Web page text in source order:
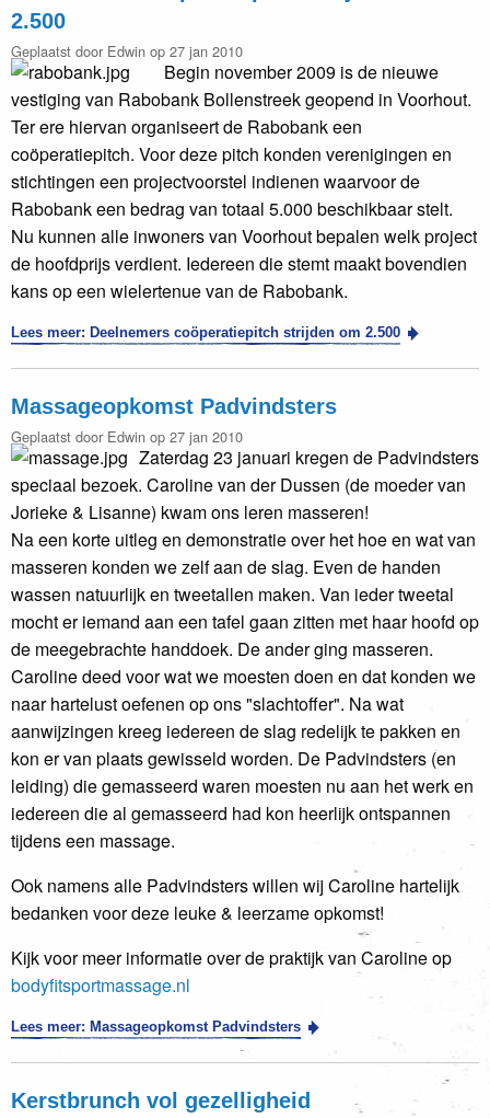
2.500
Geplaatst door Edwin op 27 jan 2010
Begin november 2009 is de nieuwe
vestiging van Rabobank Bollenstreek geopend in Voorhout.
Ter ere hiervan organiseert de Rabobank een
coöperatiepitch. Voor deze pitch konden verenigingen en
stichtingen een projectvoorstel indienen waarvoor de
Rabobank een bedrag van totaal 5.000 beschikbaar stelt.
Nu kunnen alle inwoners van Voorhout bepalen welk project
de hoofdprijs verdient. Iedereen die stemt maakt bovendien
kans op een wielertenue van de Rabobank.
Lees meer: Deelnemers coöperatiepitch strijden om 2.500
Massageopkomst Padvindsters
Geplaatst door Edwin op 27 jan 2010
Zaterdag 23 januari kregen de Padvindsters
speciaal bezoek. Caroline van der Dussen (de moeder van
Jorieke & Lisanne) kwam ons leren masseren!
Na een korte uitleg en demonstratie over het hoe en wat van
masseren konden we zelf aan de slag. Even de handen
wassen natuurlijk en tweetallen maken. Van ieder tweetal
mocht er iemand aan een tafel gaan zitten met haar hoofd op
de meegebrachte handdoek. De ander ging masseren.
Caroline deed voor wat we moesten doen en dat konden we
naar hartelust oefenen op ons "slachtoffer". Na wat
aanwijzingen kreeg iedereen de slag redelijk te pakken en
kon er van plaats gewisseld worden. De Padvindsters (en
leiding) die gemasseerd waren moesten nu aan het werk en
iedereen die al gemasseerd had kon heerlijk ontspannen
tijdens een massage.
Ook namens alle Padvindsters willen wij Caroline hartelijk
bedanken voor deze leuke & leerzame opkomst!
Kijk voor meer informatie over de praktijk van Caroline op
bodyfitsportmassage.nl
Lees meer: Massageopkomst Padvindsters
Kerstbrunch vol gezelligheid